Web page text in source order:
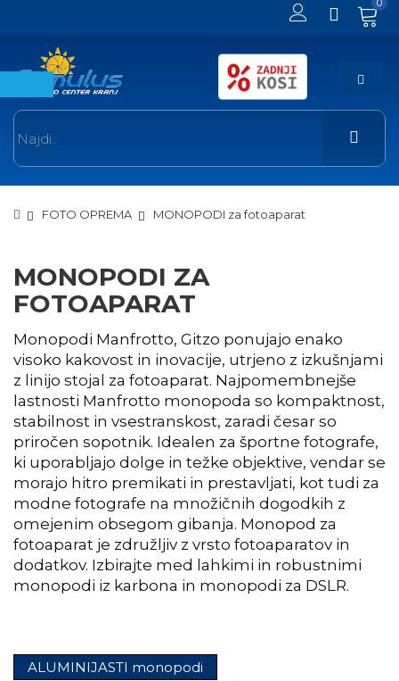
0
FOTO OPREMA MONOPODI za fotoaparat
MONOPODI ZA
FOTOAPARAT
Monopodi Manfrotto, Gitzo ponujajo enako
visoko kakovost in inovacije, utrjeno z izkušnjami
z linijo stojal za fotoaparat. Najpomembnejše
lastnosti Manfrotto monopoda so kompaktnost,
stabilnost in vsestranskost, zaradi česar so
priročen sopotnik. Idealen za športne fotografe,
ki uporabljajo dolge in težke objektive, vendar se
morajo hitro premikati in prestavljati, kot tudi za
modne fotografe na množičnih dogodkih z
omejenim obsegom gibanja. Monopod za
fotoaparat je združljiv z vrsto fotoaparatov in
dodatkov. Izbirajte med lahkimi in robustnimi
monopodi iz karbona in monopodi za DSLR.
ALUMINIJASTI monopodi